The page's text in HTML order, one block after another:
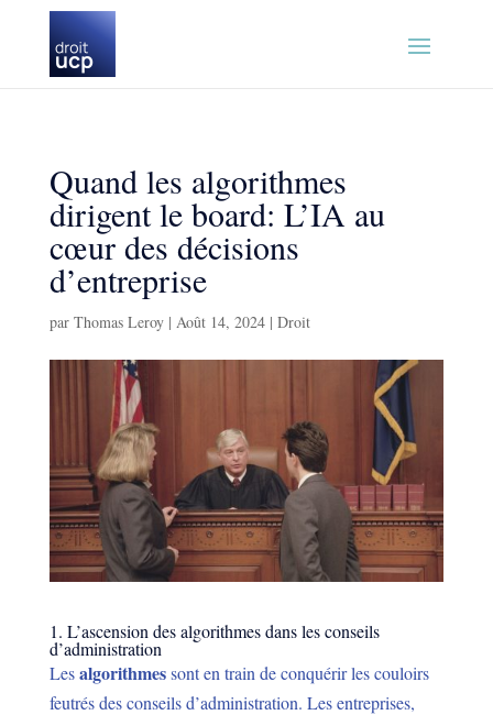
Quand les algorithmes
dirigent le board: L’IA au
cœur des décisions
d’entreprise
par Thomas Leroy| Août 14, 2024| Droit
1. L’ascension des algorithmes dans les conseils
d’administration
Lesalgorithmessont en train de conquérir les couloirs
feutrés des conseils d’administration. Les entreprises,